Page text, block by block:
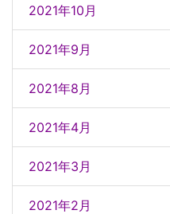
2021年10月
2021年9月
2021年8月
2021年4月
2021年3月
2021年2月